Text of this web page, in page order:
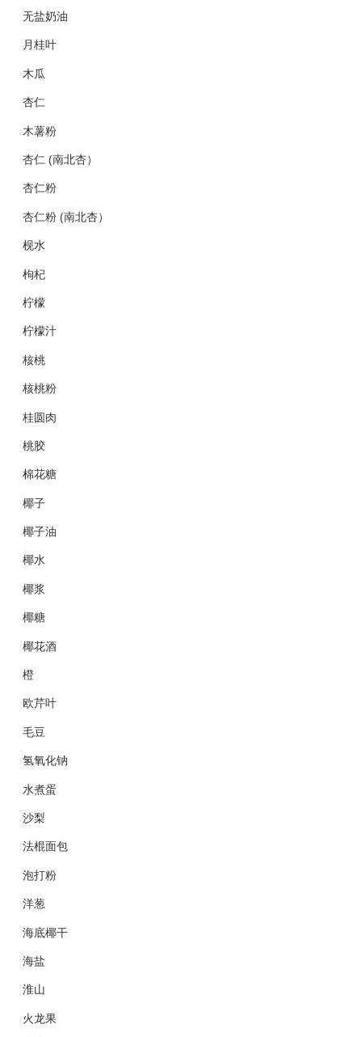
无盐奶油
月桂叶
木瓜
杏仁
木薯粉
杏仁 (南北杏）
杏仁粉
杏仁粉 (南北杏）
枧水
枸杞
柠檬
柠檬汁
核桃
核桃粉
桂圆肉
桃胶
棉花糖
椰子
椰子油
椰水
椰浆
椰糖
椰花酒
橙
欧芹叶
毛豆
氢氧化钠
水煮蛋
沙梨
法棍面包
泡打粉
洋葱
海底椰干
海盐
淮山
火龙果